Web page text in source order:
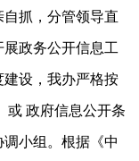
抓，分管领导直
政务公开信息工
建设，我办严格按
或 政府信息公开条
小组。根据《中